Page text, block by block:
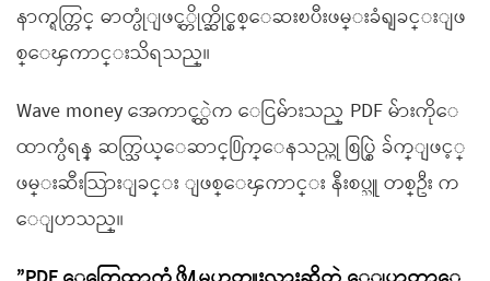
နာက္ရက္တြင္ ဓာတ္ပုံျဖင့္တိုက္ဆိုင္စစ္ေဆးၿပီးဖမ္းခံရျခင္းျဖ
စ္ေၾကာင္းသိရသည္။
Wave money အေကာင့္ထဲက ေငြမ်ားသည္ PDF မ်ားကိုေ
ထာက္ပံရန္ ဆက္သြယ္ေဆာင္႐ြက္ေနသည္ဟု စြပ္စြဲ ခ်က္ျဖင့္
ဖမ္းဆီးသြားျခင္း ျဖစ္ေၾကာင္း နီးစပ္သူ တစ္ဦး က
ေျပာသည္။